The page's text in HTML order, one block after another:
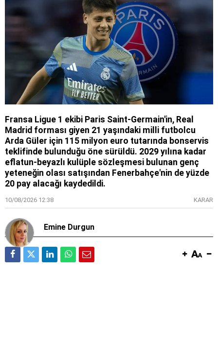
Fransa Ligue 1 ekibi Paris Saint-Germain'in, Real
Madrid forması giyen 21 yaşındaki milli futbolcu
Arda Güler için 115 milyon euro tutarında bonservis
teklifinde bulunduğu öne sürüldü. 2029 yılına kadar
eflatun-beyazlı kulüple sözleşmesi bulunan genç
yeteneğin olası satışından Fenerbahçe'nin de yüzde
20 pay alacağı kaydedildi.
10/08/2026 12:38 KARAR
Emine Durgun